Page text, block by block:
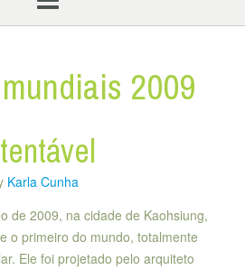
2009
Karla Cunha
de 2009, na cidade de Kaohsiung,
o primeiro do mundo, totalmente
Ele foi projetado pelo arquiteto